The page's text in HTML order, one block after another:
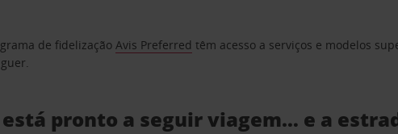
de fidelizaçãoAvis Preferred têm acesso a serviços e modelos
pronto a seguir viagem… e a